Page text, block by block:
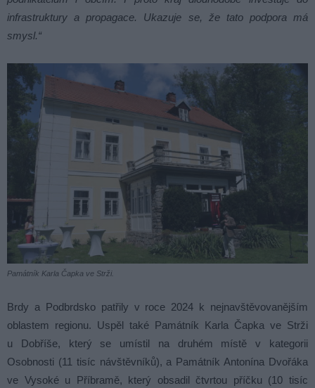
infrastruktury a propagace. Ukazuje se, že tato podpora má
smysl.“
Památník Karla Čapka ve Strži.
Brdy a Podbrdsko patřily v roce 2024 k nejnavštěvovanějším
oblastem regionu. Uspěl také Památník Karla Čapka ve Strži
u Dobříše, který se umístil na druhém místě v kategorii
Osobnosti (11 tisíc návštěvníků), a Památník Antonína Dvořáka
ve Vysoké u Příbramě, který obsadil čtvrtou příčku (10 tisíc